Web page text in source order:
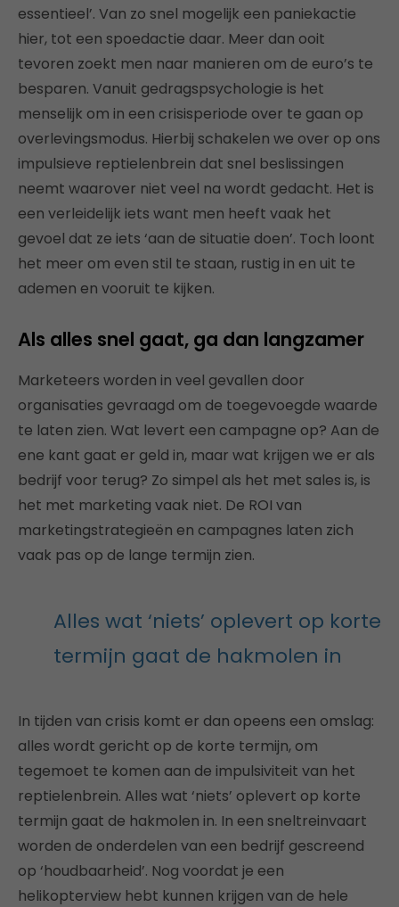
essentieel’. Van zo snel mogelijk een paniekactie
hier, tot een spoedactie daar. Meer dan ooit
tevoren zoekt men naar manieren om de euro’s te
besparen. Vanuit gedragspsychologie is het
menselijk om in een crisisperiode over te gaan op
overlevingsmodus. Hierbij schakelen we over op ons
impulsieve reptielenbrein dat snel beslissingen
neemt waarover niet veel na wordt gedacht. Het is
een verleidelijk iets want men heeft vaak het
gevoel dat ze iets ‘aan de situatie doen’. Toch loont
het meer om even stil te staan, rustig in en uit te
ademen en vooruit te kijken.
Als alles snel gaat, ga dan langzamer
Marketeers worden in veel gevallen door
organisaties gevraagd om de toegevoegde waarde
te laten zien. Wat levert een campagne op? Aan de
ene kant gaat er geld in, maar wat krijgen we er als
bedrijf voor terug? Zo simpel als het met sales is, is
het met marketing vaak niet. De ROI van
marketingstrategieën en campagnes laten zich
vaak pas op de lange termijn zien.
Alles wat ‘niets’ oplevert op korte
termijn gaat de hakmolen in
In tijden van crisis komt er dan opeens een omslag:
alles wordt gericht op de korte termijn, om
tegemoet te komen aan de impulsiviteit van het
reptielenbrein. Alles wat ‘niets’ oplevert op korte
termijn gaat de hakmolen in. In een sneltreinvaart
worden de onderdelen van een bedrijf gescreend
op ‘houdbaarheid’. Nog voordat je een
helikopterview hebt kunnen krijgen van de hele